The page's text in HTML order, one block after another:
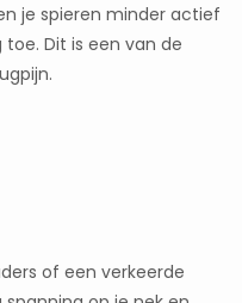
je spieren minder actief
Dit is een van de
of een verkeerde